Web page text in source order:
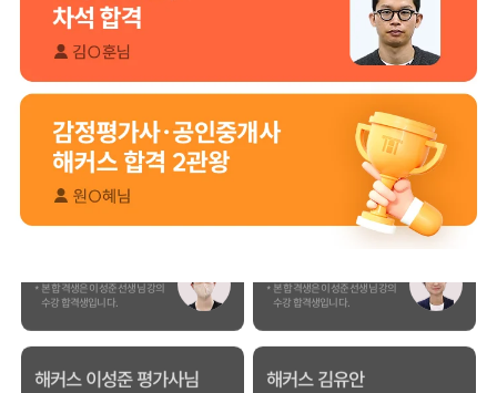
이성준 평가사님은
센세이셔널 하고,
되었습니다.
합격생 박*원님
수강 합격생입니다.
이성준 평가사님이
합격이라는 결과를 받을
수 있었습니다.
본 합격생은 이성준 선생님 강의
덕분에 직장, 육아
병행하면서 고득점 할 수
있었습니다.
평가사님의
답안작성볍으로 이론
고득적을 받고 합격할 수
있었습니다.